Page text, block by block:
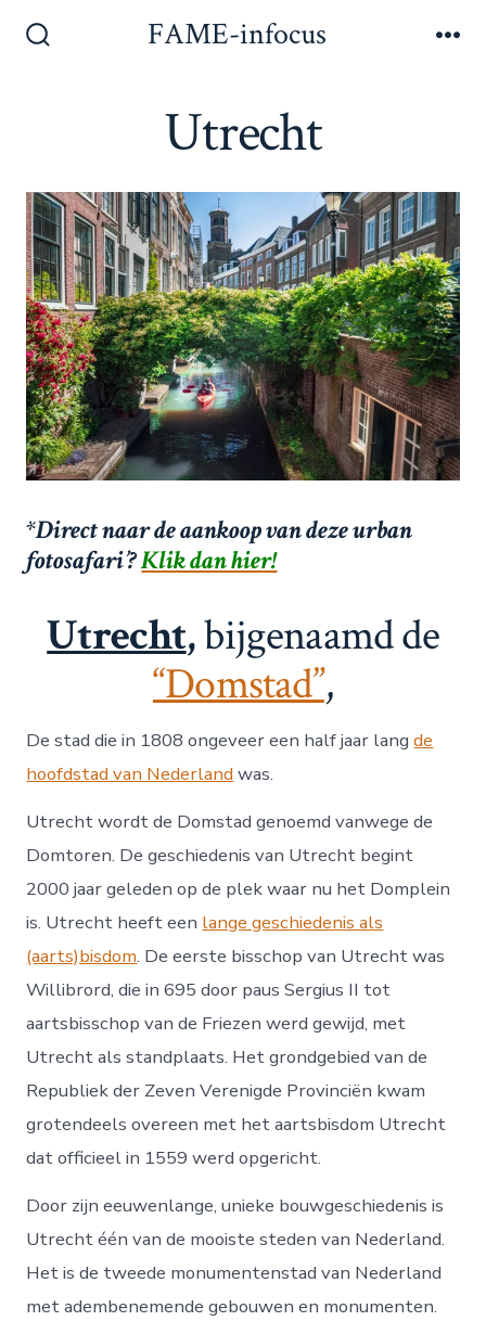
overslaan
FAME-infocus
Utrecht
*Direct naar de aankoop van deze urban
fotosafari’?Klik dan hier!
Utrecht,bijgenaamd de
“Domstad”,
De stad die in 1808 ongeveer een half jaar langde
hoofdstad van Nederland was.
Utrecht wordt de Domstad genoemd vanwege de
Domtoren. De geschiedenis van Utrecht begint
2000 jaar geleden op de plek waar nu het Domplein
is. Utrecht heeft een lange geschiedenis als
(aarts)bisdom. De eerste bisschop van Utrecht was
Willibrord, die in 695 door paus Sergius II tot
aartsbisschop van de Friezen werd gewijd, met
Utrecht als standplaats. Het grondgebied van de
Republiek der Zeven Verenigde Provinciën kwam
grotendeels overeen met het aartsbisdom Utrecht
dat officieel in 1559 werd opgericht.
Door zijn eeuwenlange, unieke bouwgeschiedenis is
Utrecht één van de mooiste steden van Nederland.
Het is de tweede monumentenstad van Nederland
met adembenemende gebouwen en monumenten.